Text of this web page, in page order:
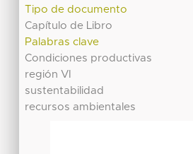
Tipo de documento
Capítulo de Libro
Palabras clave
Condiciones productivas
región VI
sustentabilidad
recursos ambientales